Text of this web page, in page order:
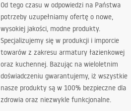
Od tego czasu w odpowiedzi na Państwa
potrzeby uzupełniamy ofertę o nowe,
wysokiej jakości, modne produkty.
Specjalizujemy się w produkcji i imporcie
towarów z zakresu armatury łazienkowej
oraz kuchennej. Bazując na wieloletnim
doświadczeniu gwarantujemy, iż wszystkie
nasze produkty są w 100% bezpieczne dla
zdrowia oraz niezwykle funkcjonalne.